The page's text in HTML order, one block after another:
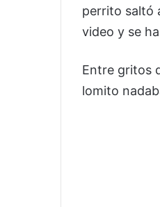
perrito saltó
video y se
Entre gritos
lomito